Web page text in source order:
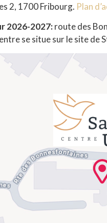
2, 1700 Fribourg. Plan
2026-2027:route des
se situe sur le site de